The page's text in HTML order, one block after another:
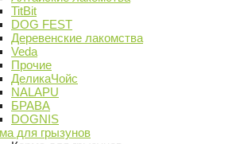
TitBit
DOG FEST
Деревенские лакомства
Veda
Прочие
ДеликаЧойс
NALAPU
БРАВА
DOGNIS
для грызунов